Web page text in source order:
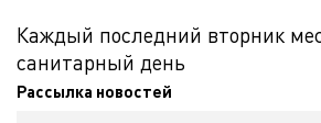
Каждый последний вторник
санитарный день
Рассылка новостей